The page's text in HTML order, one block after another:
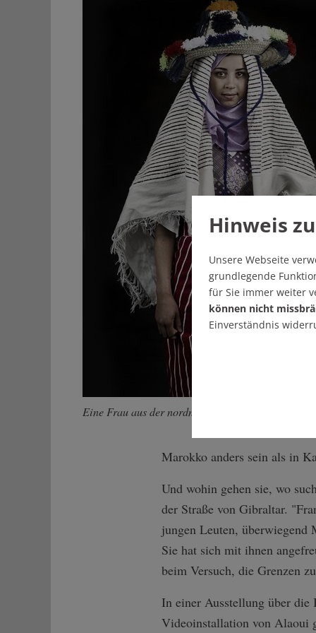
Eine Frau aus der nordmarokkanischen Stadt
Marokko anders sein als in
Und wohin gehen sie, wo
der Straße von Gibraltar.
jungen Leuten, überwiegend
Sie hat sich mit ihnen
beim Versuch, die Grenzen
In einer Ausstellung über die
Videoinstallation von Alaoui
Hinweis
Unsere Webseite
grundlegende
für Sie immer weiter
können nicht
Einverständnis